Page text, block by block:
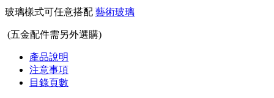
玻璃樣式可任意搭配 藝術玻璃
(五金配件需另外選購)
產品說明
注意事項
目錄頁數